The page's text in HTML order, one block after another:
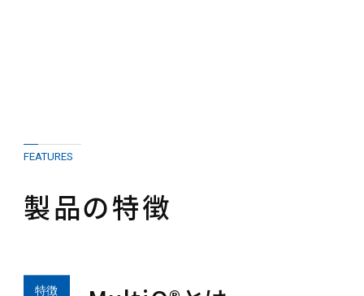
FEATURES
製品の特徴